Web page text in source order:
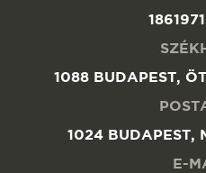
1088 BUDAPEST,
1024 BUDAPEST,
E-